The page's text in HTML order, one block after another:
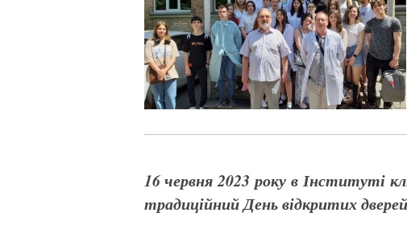
16 червня 2023 року в Інституті
традиційний День відкритих